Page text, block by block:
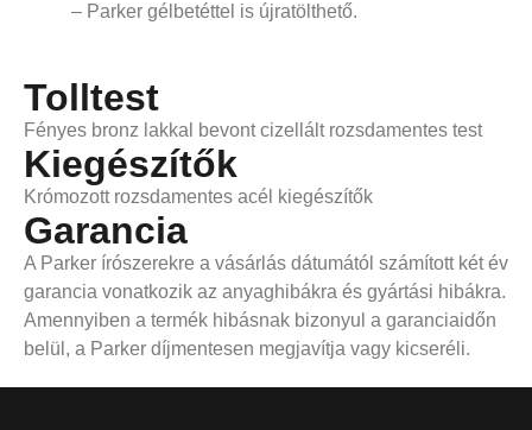
– Parker gélbetéttel is újratölthető.
Tolltest
Fényes bronz lakkal bevont cizellált rozsdamentes test
Kiegészítők
Krómozott rozsdamentes acél kiegészítők
Garancia
A Parker írószerekre a vásárlás dátumától számított két év
garancia vonatkozik az anyaghibákra és gyártási hibákra.
Amennyiben a termék hibásnak bizonyul a garanciaidőn
belül, a Parker díjmentesen megjavítja vagy kicseréli.